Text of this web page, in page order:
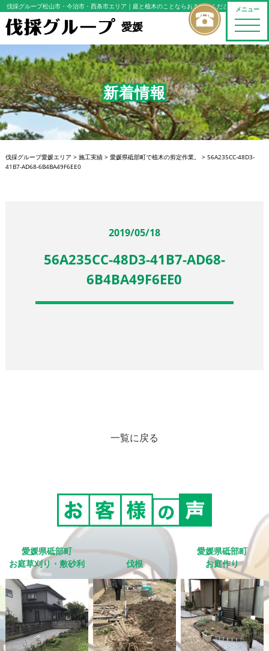
メニュー
toggle
伐採グループ松山市・今治市・西条市エリア ｜庭と植木のことならおまかせください
愛媛
新着情報
伐採グループ愛媛エリア > 施工実績> 愛媛県砥部町で植木の剪定作業。 > 56A235CC-48D3-
41B7-AD68-6B4BA49F6EE0
2019/05/18
56A235CC-48D3-41B7-AD68-
6B4BA49F6EE0
一覧に戻る
愛媛県砥部町
お庭草刈り・敷砂利
伐根
愛媛県砥部町
お庭作り